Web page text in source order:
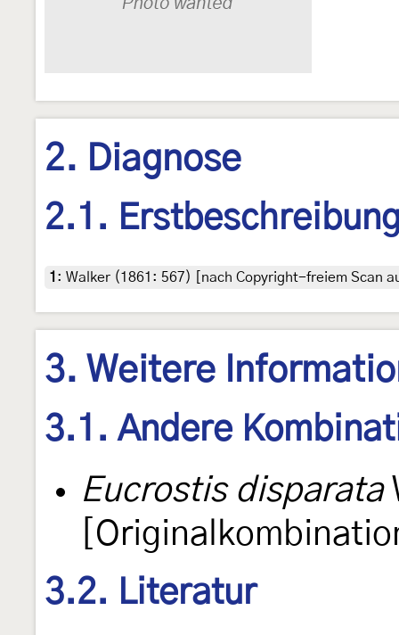
2. Diagnose
2.1.
1 : Walker (1861: 567) [nach Copyright-freiem Scan
3. Weitere
3.1. Andere
Eucrostis disparata
3.2. Literatur